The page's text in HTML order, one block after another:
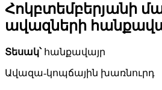
Հոկբտեմբերյանի
ավազների
Տեսակ՝հանքավայր
Ավազա-կոպճային խառնուրդ